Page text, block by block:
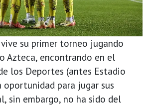
su primer torneo jugando
Azteca, encontrando en el
los Deportes (antes Estadio
oportunidad para jugar sus
sin embargo, no ha sido del